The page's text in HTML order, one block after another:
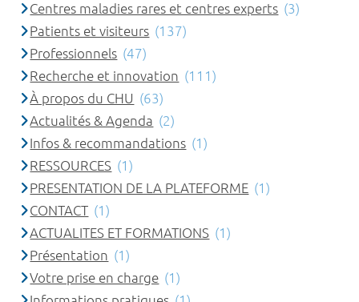
Centres maladies rares et centres experts (3)
Patients et visiteurs (137)
Professionnels (47)
Recherche et innovation (111)
À propos du CHU (63)
Actualités & Agenda (2)
Infos & recommandations (1)
RESSOURCES (1)
PRESENTATION DE LA PLATEFORME (1)
CONTACT (1)
ACTUALITES ET FORMATIONS (1)
Présentation (1)
Votre prise en charge (1)